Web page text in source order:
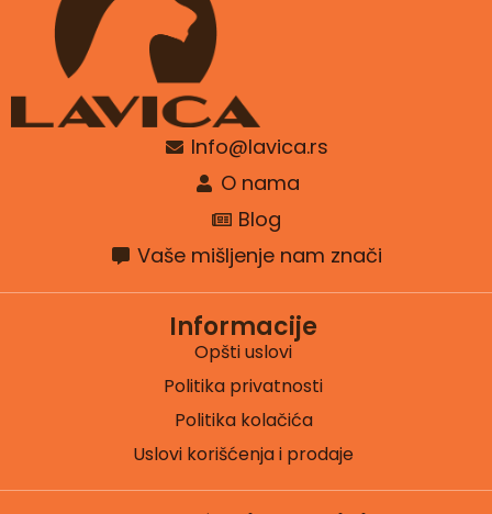
Info@lavica.rs
O nama
Blog
Vaše mišljenje nam znači
Informacije
Opšti uslovi
Politika privatnosti
Politika kolačića
Uslovi korišćenja i prodaje